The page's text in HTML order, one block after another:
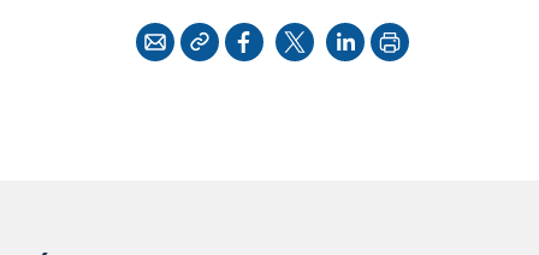
CourrielCopier l'adresse
Facebook
X LinkedInImprimer